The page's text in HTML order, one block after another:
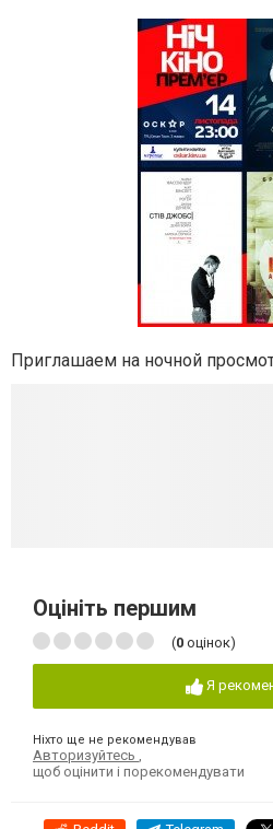
Приглашаем на ночной
Оцініть першим
(0 оцінок)
Я
Ніхто ще не рекомендував
Авторизуйтесь
щоб оцінити і порекомендувати